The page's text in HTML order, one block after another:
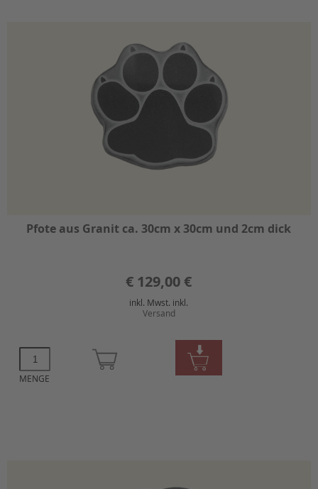
Pfote aus Granit ca. 30cm x 30cm und 2cm dick
€ 129,00 €
inkl. Mwst. inkl.
Versand
MENGE